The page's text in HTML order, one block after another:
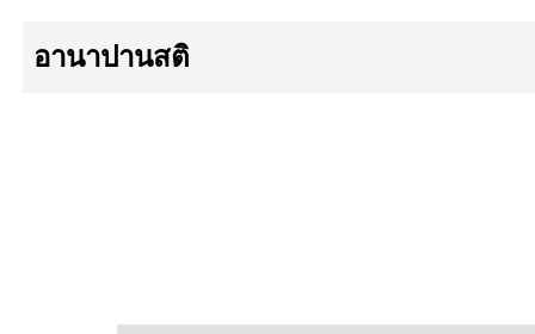
อานาปานสติ